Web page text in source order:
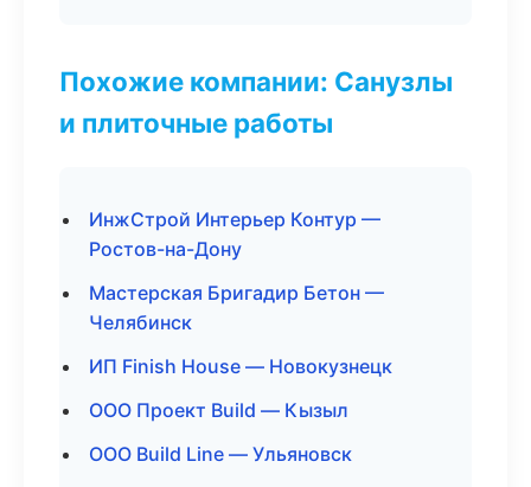
Похожие компании: Санузлы
и плиточные работы
ИнжСтрой Интерьер Контур —
Ростов-на-Дону
Мастерская Бригадир Бетон —
Челябинск
ИП Finish House — Новокузнецк
ООО Проект Build — Кызыл
ООО Build Line — Ульяновск